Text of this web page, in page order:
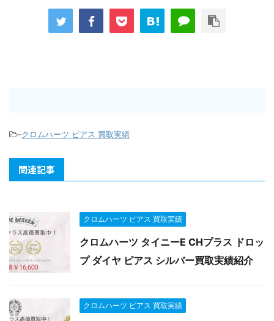
-クロムハーツ ピアス 買取実績
関連記事
クロムハーツ ピアス 買取実績
クロムハーツ タイニーE CHプラス ドロッ
プ ダイヤ ピアス シルバー買取実績紹介
クロムハーツ ピアス 買取実績